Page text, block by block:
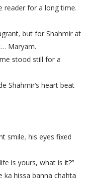
reader for a long time.
but for Shahmir at
Maryam.
stood still for a
Shahmir’s heart beat
smile, his eyes fixed
is yours, what is it?”
ka hissa banna chahta